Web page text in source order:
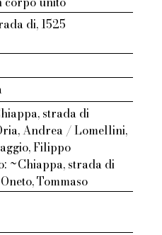
di, 1525
strada di
Andrea / Lomellini,
Filippo
~Chiappa, strada di
Tommaso